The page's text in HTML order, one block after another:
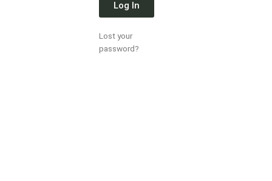
Log In
Lost your
password?